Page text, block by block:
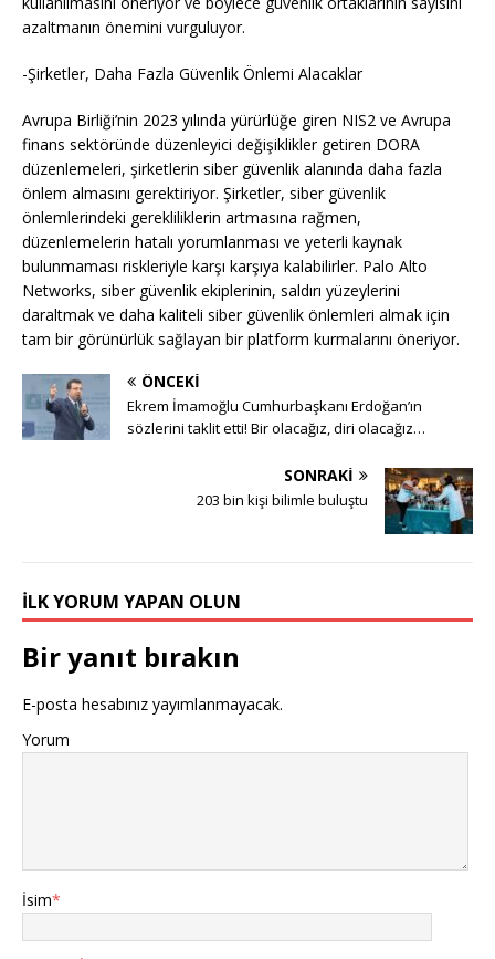
azaltmanın önemini vurguluyor.
-Şirketler, Daha Fazla Güvenlik Önlemi Alacaklar
Avrupa Birliği’nin 2023 yılında yürürlüğe giren NIS2 ve Avrupa
finans sektöründe düzenleyici değişiklikler getiren DORA
düzenlemeleri, şirketlerin siber güvenlik alanında daha fazla
önlem almasını gerektiriyor. Şirketler, siber güvenlik
önlemlerindeki gerekliliklerin artmasına rağmen,
düzenlemelerin hatalı yorumlanması ve yeterli kaynak
bulunmaması riskleriyle karşı karşıya kalabilirler. Palo Alto
Networks, siber güvenlik ekiplerinin, saldırı yüzeylerini
daraltmak ve daha kaliteli siber güvenlik önlemleri almak için
tam bir görünürlük sağlayan bir platform kurmalarını öneriyor.
ÖNCEKI
Ekrem İmamoğlu Cumhurbaşkanı Erdoğan’ın
sözlerini taklit etti! Bir olacağız, diri olacağız…
SONRAKI
203 bin kişi bilimle buluştu
İLK YORUM YAPAN OLUN
Bir yanıt bırakın
E-posta hesabınız yayımlanmayacak.
Yorum
İsim*